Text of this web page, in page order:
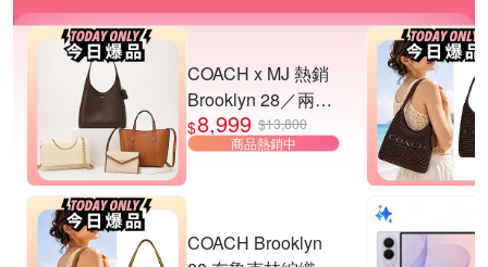
COACH x MJ 熱銷
Brooklyn 28／兩用
／斜背包均一價-多
款可選
$8,999 $13,800
商品熱銷中
COACH Brooklyn